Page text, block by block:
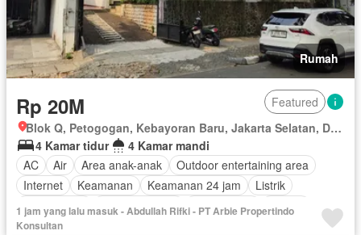
Rumah
Rp 20M
Featured
Blok Q, Petogogan, Kebayoran Baru, Jakarta Selatan, Daerah Khusus Ibukota Jakarta
4 Kamar tidur
4 Kamar mandi
AC
Air Area anak-anak
Outdoor entertaining area
Internet
Keamanan Keamanan 24 jam
Listrik
Fully fenced
Secure parking Rumah jaga
Taman
Garasi
1 jam yang lalu masuk - Abdullah Rifki - PT Arbie Propertindo
Konsultan